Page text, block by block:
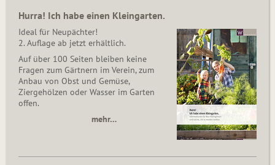
Hurra! Ich habe einen Kleingarten.
Ideal für Neupächter!
2. Auflage ab jetzt erhältlich.
Auf über 100 Seiten bleiben keine
Fragen zum Gärtnern im Verein, zum
Anbau von Obst und Gemüse,
Ziergehölzen oder Wasser im Garten
offen.
mehr…